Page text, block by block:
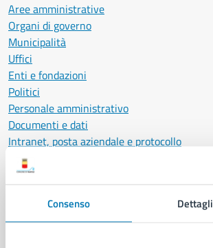
Consenso Dettagli
Aree amministrative
Organi di governo
Municipalità
Uffici
Enti e fondazioni
Politici
Personale amministrativo
Documenti e dati
Intranet, posta aziendale e protocollo
Ambiente
Anagrafe e stato civile